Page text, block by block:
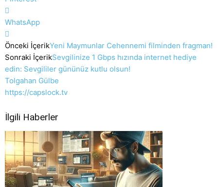
WhatsApp
Önceki İçerikYeni Maymunlar Cehennemi filminden fragman!
Sonraki İçerikSevgilinize 1 Gbps hızında internet hediye
edin: Sevgililer gününüz kutlu olsun!
Tolgahan Gülbe
https://capslock.tv
İlgili Haberler